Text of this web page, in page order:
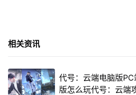
相关资讯
代号：云端电脑版
版怎么玩代号：云端